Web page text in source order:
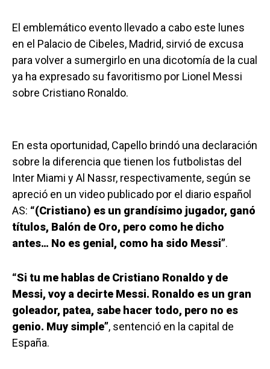
El emblemático evento llevado a cabo este lunes
en el Palacio de Cibeles, Madrid, sirvió de excusa
para volver a sumergirlo en una dicotomía de la cual
ya ha expresado su favoritismo por Lionel Messi
sobre Cristiano Ronaldo.
En esta oportunidad, Capello brindó una declaración
sobre la diferencia que tienen los futbolistas del
Inter Miami y Al Nassr, respectivamente, según se
apreció en un video publicado por el diario español
AS: “(Cristiano) es un grandísimo jugador, ganó
títulos, Balón de Oro, pero como he dicho
antes… No es genial, como ha sido Messi”.
“Si tu me hablas de Cristiano Ronaldo y de
Messi, voy a decirte Messi. Ronaldo es un gran
goleador, patea, sabe hacer todo, pero no es
genio. Muy simple”, sentenció en la capital de
España.